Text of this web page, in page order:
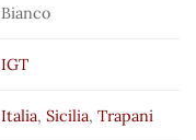
Bianco
IGT
Italia,Sicilia,Trapani